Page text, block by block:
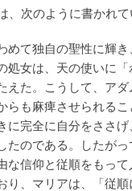
次のように書かれて
めて独自の聖性に輝
処女は、天の使いに
えた。こうして、ア
らも麻痺させられる
に完全に自分をささ
たのである。したが
な信仰と従順をもっ
り、マリアは、「従